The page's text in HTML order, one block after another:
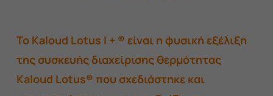
Το Kaloud Lotus I + ® είναι η φυσική εξέλιξη
της συσκευής διαχείρισης θερμότητας
Kaloud Lotus® που σχεδιάστηκε και